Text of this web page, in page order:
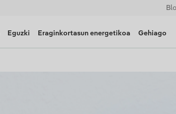
Eguzki Eraginkortasun energetikoa Gehiago